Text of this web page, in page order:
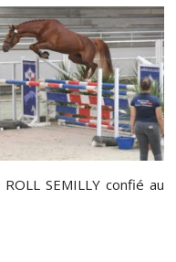
SEMILLY confié au